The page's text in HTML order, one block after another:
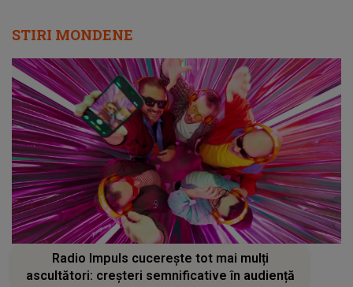
STIRI MONDENE
Radio Impuls cucerește tot mai mulți
ascultători: creșteri semnificative în audiență